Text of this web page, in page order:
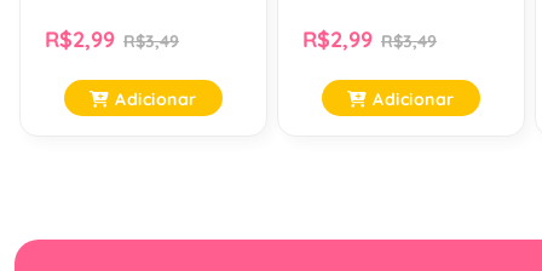
R$2,99 R$3,49
Adicionar
R$2,99 R$3,49
Adicionar